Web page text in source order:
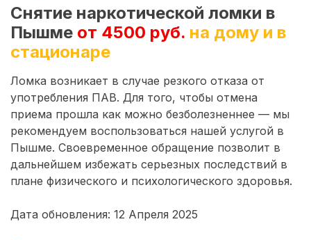
Снятие наркотической ломки в
Пышме от 4500 руб. на дому и в
стационаре
Ломка возникает в случае резкого отказа от
употребления ПАВ. Для того, чтобы отмена
приема прошла как можно безболезненнее — мы
рекомендуем воспользоваться нашей услугой в
Пышме. Своевременное обращение позволит в
дальнейшем избежать серьезных последствий в
плане физического и психологического здоровья.
Дата обновления: 12 Апреля 2025